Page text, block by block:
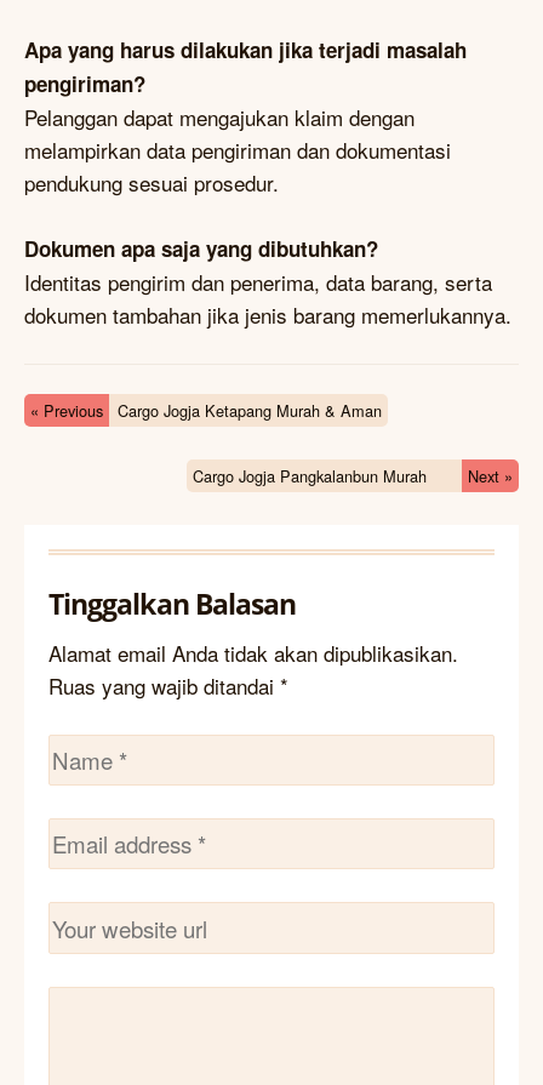
Apa yang harus dilakukan jika terjadi masalah
pengiriman?
Pelanggan dapat mengajukan klaim dengan
melampirkan data pengiriman dan dokumentasi
pendukung sesuai prosedur.
Dokumen apa saja yang dibutuhkan?
Identitas pengirim dan penerima, data barang, serta
dokumen tambahan jika jenis barang memerlukannya.
« Previous Cargo Jogja Ketapang Murah & Aman
Cargo Jogja Pangkalanbun Murah Next »
Tinggalkan Balasan
Alamat email Anda tidak akan dipublikasikan.
Ruas yang wajib ditandai *